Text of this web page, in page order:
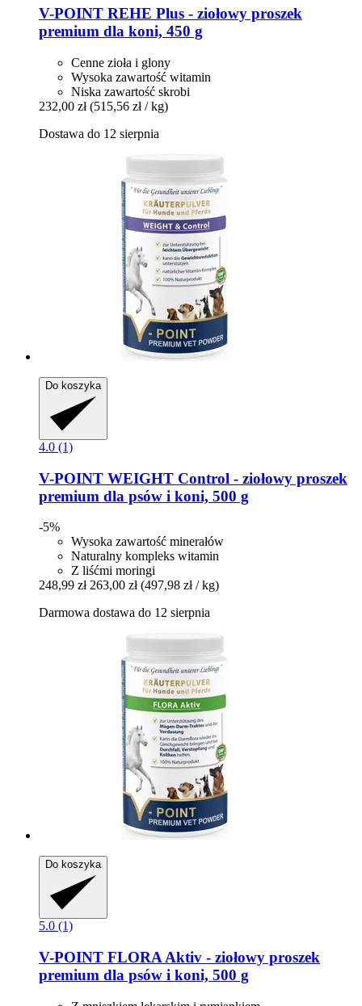
V-POINT REHE Plus -​ ziołowy proszek
premium dla koni, 450 g
Cenne zioła i glony
Wysoka zawartość witamin
Niska zawartość skrobi
232,00 zł (515,56 zł / kg)
Dostawa do 12 sierpnia
Do koszyka
4.0 (1)
V-POINT WEIGHT Control -​ ziołowy proszek
premium dla psów i koni, 500 g
-5%
Wysoka zawartość minerałów
Naturalny kompleks witamin
Z liśćmi moringi
248,99 zł 263,00 zł (497,98 zł / kg)
Darmowa dostawa do 12 sierpnia
Do koszyka
5.0 (1)
V-POINT FLORA Aktiv -​ ziołowy proszek
premium dla psów i koni, 500 g